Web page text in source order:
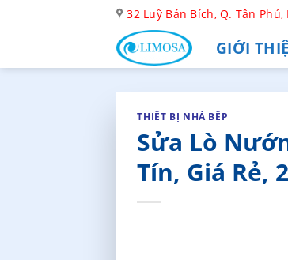
32 Luỹ Bán Bích, Q. Tân Phú,
GIỚI
THIẾT BỊ NHÀ BẾP
Sửa Lò
Tín, Giá Rẻ,